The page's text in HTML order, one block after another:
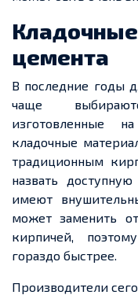
цемента
В последние годы
чаще
изготовленные
кладочные
традиционным
назвать
имеют
может заменить
кирпичей,
гораздо быстрее.
Производители